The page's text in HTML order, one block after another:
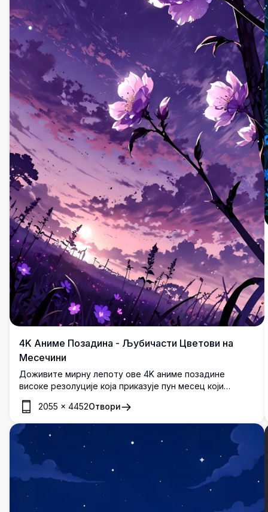
4K Аниме Позадина - Љубичасти Цветови на
Месечини
Доживите мирну лепоту ове 4K аниме позадине
високе резолуције која приказује пун месец који
осветљава живописне љубичасте цветове на
сумрачном небу. Савршено за додавање додира мира
и елеганције вашем десктопу или мобилном екрану.
2055 × 4452Отвори